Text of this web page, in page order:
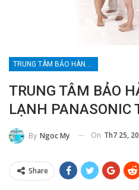
TRUNG TÂM BẢO HÀNH TỦ LẠNH TẠI TPHCM
TRUNG TÂM BẢO
LẠNH PANASONIC
By Ngoc My On Th7 25,
Share